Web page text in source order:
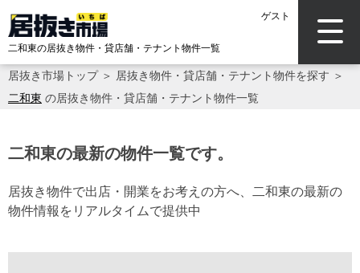
ゲスト
二和東の居抜き物件・貸店舗・テナント物件一覧
居抜き市場トップ＞ 居抜き物件・貸店舗・テナント物件を探す ＞
二和東 の居抜き物件・貸店舗・テナント物件一覧
二和東の最新の物件一覧です。
居抜き物件で出店・開業をお考えの方へ、二和東の最新の
物件情報をリアルタイムで提供中